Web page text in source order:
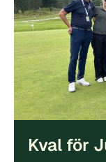
Kval för